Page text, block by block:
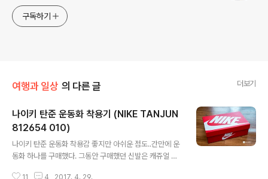
구독하기
여행과 일상 의 다른 글 더보기
나이키 탄준 운동화 착용기 (NIKE TANJUN
812654 010)
나이키 탄준 운동화 착용감 좋지만 아쉬운 점도..간만에 운
동화 하나를 구매했다. 그동안 구매했던 신발은 캐쥬얼 정